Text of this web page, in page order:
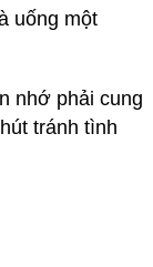
uống một
nhớ phải cung
tránh tình